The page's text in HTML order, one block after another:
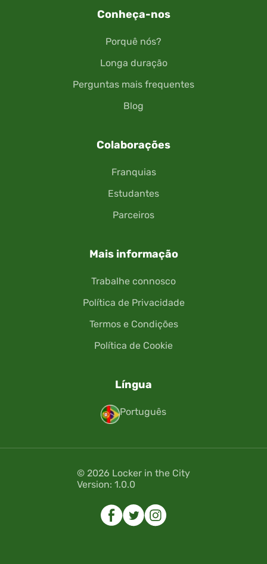
Conheça-nos
Porquê nós?
Longa duração
Perguntas mais frequentes
Blog
Colaborações
Franquias
Estudantes
Parceiros
Mais informação
Trabalhe connosco
Política de Privacidade
Termos e Condições
Política de Cookie
Língua
Português
© 2026 Locker in the City
Version: 1.0.0